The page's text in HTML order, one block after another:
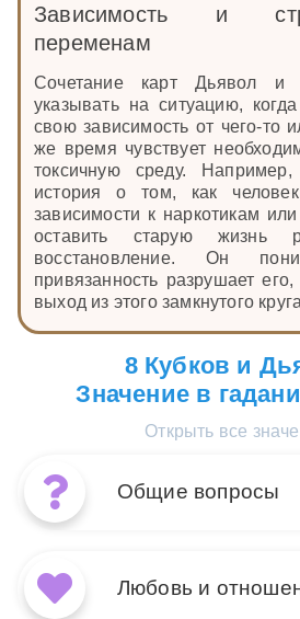
Зависимость и
переменам
Сочетание карт Дьявол
указывать на ситуацию,
свою зависимость от чего-то
же время чувствует
токсичную среду.
история о том, как
зависимости к наркотикам
оставить старую
восстановление. Он
привязанность разрушает
выход из этого замкнутого
8 Кубков и
Значение в
Открыть все
Общие вопросы
и 8 Кубков
Любовь и